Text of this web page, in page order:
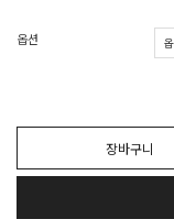
옵션
장바구니